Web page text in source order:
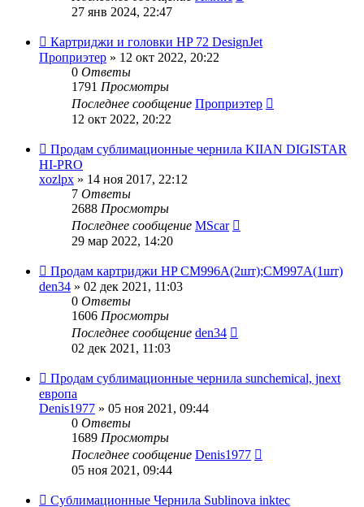
27 янв 2024, 22:47
Картриджи и головки HP 72 DesignJet
Проприэтер » 12 окт 2022, 20:22
0 Ответы
1791 Просмотры
Последнее сообщение Проприэтер
12 окт 2022, 20:22
Продам сублимационные чернила KIIAN DIGISTAR
HI-PRO
xozlpx » 14 ноя 2017, 22:12
7 Ответы
2688 Просмотры
Последнее сообщение MScar
29 мар 2022, 14:20
Продам картриджи HP CM996A(2шт);CM997A(1шт)
den34 » 02 дек 2021, 11:03
0 Ответы
1606 Просмотры
Последнее сообщение den34
02 дек 2021, 11:03
Продам сублимационные чернила sunchemical, jnext
европа
Denis1977 » 05 ноя 2021, 09:44
0 Ответы
1689 Просмотры
Последнее сообщение Denis1977
05 ноя 2021, 09:44
Сублимационные Чернила Sublinova inktec